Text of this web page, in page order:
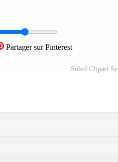
Partager sur Pinterest
Soleil Clipart